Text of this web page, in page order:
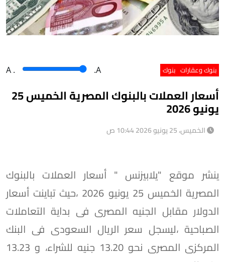
بنوك وعقارات بنوك A . .A
أسعار العملات بالبنوك المصرية الخميس 25
يونيو 2026
الخميس، 25 يونيو 2026 10:44 ص
ينشر موقع "يلابيزنس " أسعار العملات بالبنوك
المصرية الخميس 25 يونيو 2026 ،حيث تباينت أسعار
الدولار مقابل الجنيه المصرى فى بداية التعاملات
الصباحية ،ليسجل سعر الريال السعودى فى البنك
المركزى المصرى نحو 13.20 جنيه للشراء، و 13.23